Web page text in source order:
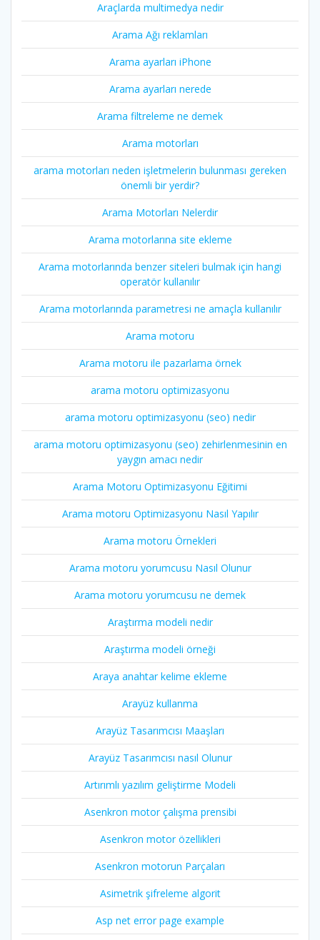
Araçlarda multimedya nedir
Arama Ağı reklamları
Arama ayarları iPhone
Arama ayarları nerede
Arama filtreleme ne demek
Arama motorları
arama motorları neden işletmelerin bulunması gereken
önemli bir yerdir?
Arama Motorları Nelerdir
Arama motorlarına site ekleme
Arama motorlarında benzer siteleri bulmak için hangi
operatör kullanılır
Arama motorlarında parametresi ne amaçla kullanılır
Arama motoru
Arama motoru ile pazarlama örnek
arama motoru optimizasyonu
arama motoru optimizasyonu (seo) nedir
arama motoru optimizasyonu (seo) zehirlenmesinin en
yaygın amacı nedir
Arama Motoru Optimizasyonu Eğitimi
Arama motoru Optimizasyonu Nasıl Yapılır
Arama motoru Örnekleri
Arama motoru yorumcusu Nasıl Olunur
Arama motoru yorumcusu ne demek
Araştırma modeli nedir
Araştırma modeli örneği
Araya anahtar kelime ekleme
Arayüz kullanma
Arayüz Tasarımcısı Maaşları
Arayüz Tasarımcısı nasıl Olunur
Artırımlı yazılım geliştirme Modeli
Asenkron motor çalışma prensibi
Asenkron motor özellikleri
Asenkron motorun Parçaları
Asimetrik şifreleme algorit
Asp net error page example